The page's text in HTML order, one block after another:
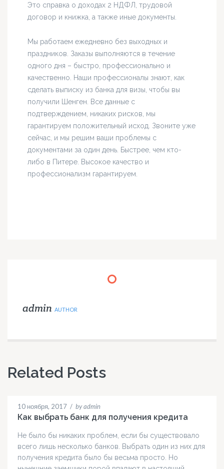
Это справка о доходах 2 НДФЛ, трудовой
договор и книжка, а также иные документы.
Мы работаем ежедневно без выходных и
праздников. Заказы выполняются в течение
одного дня – быстро, профессионально и
качественно. Наши профессионалы знают, как
сделать выписку из банка для визы, чтобы вы
получили Шенген. Все данные с
подтверждением, никаких рисков, мы
гарантируем положительный исход. Звоните уже
сейчас, и мы решим ваши проблемы с
документами за один день. Быстрее, чем кто-
либо в Питере. Высокое качество и
профессионализм гарантируем.
admin AUTHOR
Related Posts
10 ноября, 2017 / by admin
Как выбрать банк для получения кредита
Не было бы никаких проблем, если бы существовало
всего лишь несколько банков. Выбрать один из них для
получения кредита было бы весьма просто. Но